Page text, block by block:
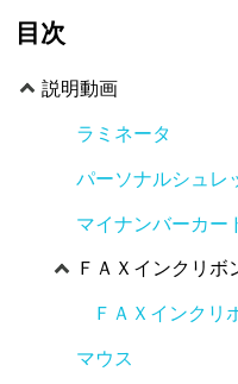
目次
説明動画
ラミネータ
パーソナルシュレ
マイナンバーカー
ＦＡＸインクリボ
ＦＡＸインクリ
マウス